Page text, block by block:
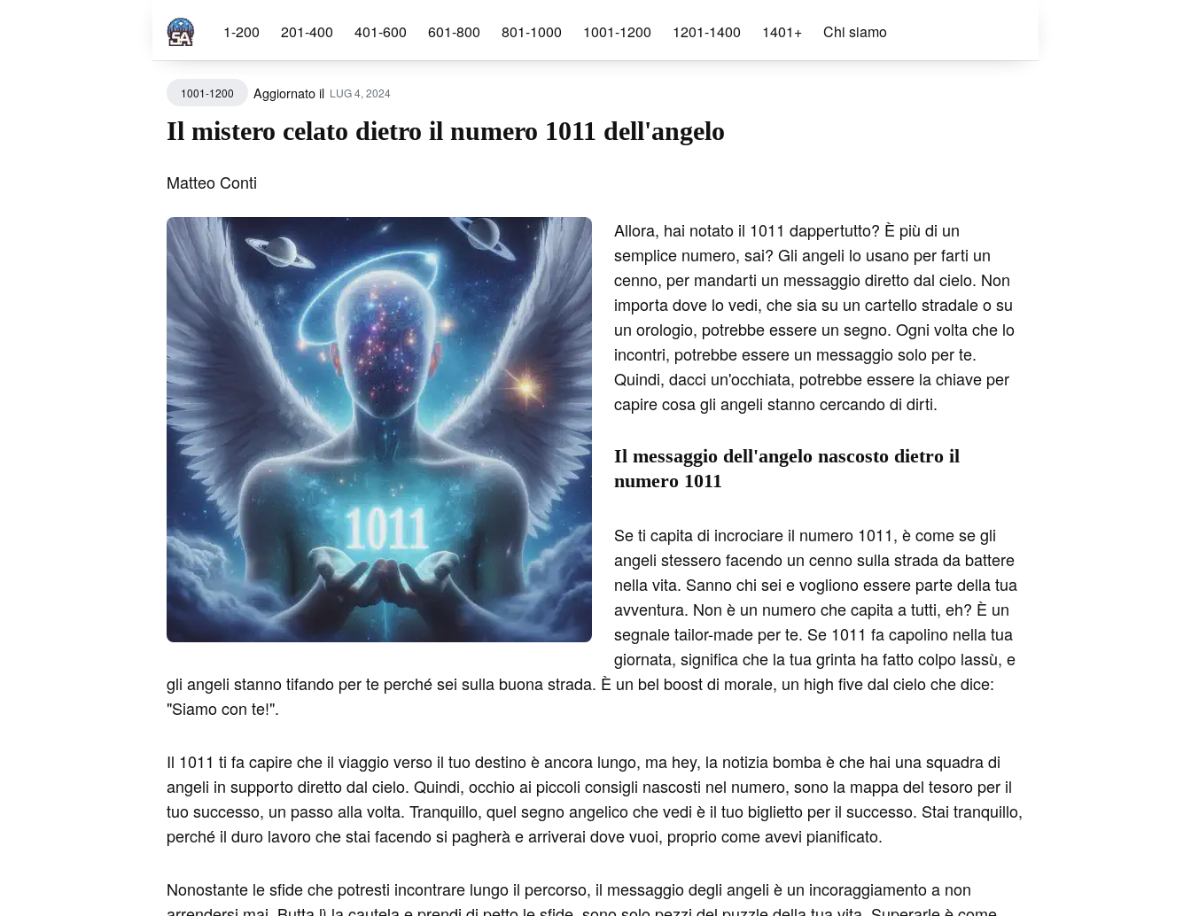
1-200 201-400 401-600 601-800 801-1000 1001-1200 1201-1400 1401+ Chi siamo
1001-1200 Aggiornato il LUG 4, 2024
Il mistero celato dietro il numero 1011 dell'angelo
Matteo Conti
Search
for
Allora, hai notato il 1011 dappertutto? È più di un
semplice numero, sai? Gli angeli lo usano per farti un
cenno, per mandarti un messaggio diretto dal cielo. Non
importa dove lo vedi, che sia su un cartello stradale o su
un orologio, potrebbe essere un segno. Ogni volta che lo
incontri, potrebbe essere un messaggio solo per te.
Quindi, dacci un'occhiata, potrebbe essere la chiave per
capire cosa gli angeli stanno cercando di dirti.
Il messaggio dell'angelo nascosto dietro il
numero 1011
Se ti capita di incrociare il numero 1011, è come se gli
angeli stessero facendo un cenno sulla strada da battere
nella vita. Sanno chi sei e vogliono essere parte della tua
avventura. Non è un numero che capita a tutti, eh? È un
segnale tailor-made per te. Se 1011 fa capolino nella tua
giornata, significa che la tua grinta ha fatto colpo lassù, e
gli angeli stanno tifando per te perché sei sulla buona strada. È un bel boost di morale, un high five dal cielo che dice:
"Siamo con te!".
Il 1011 ti fa capire che il viaggio verso il tuo destino è ancora lungo, ma hey, la notizia bomba è che hai una squadra di
angeli in supporto diretto dal cielo. Quindi, occhio ai piccoli consigli nascosti nel numero, sono la mappa del tesoro per il
tuo successo, un passo alla volta. Tranquillo, quel segno angelico che vedi è il tuo biglietto per il successo. Stai tranquillo,
perché il duro lavoro che stai facendo si pagherà e arriverai dove vuoi, proprio come avevi pianificato.
Nonostante le sfide che potresti incontrare lungo il percorso, il messaggio degli angeli è un incoraggiamento a non